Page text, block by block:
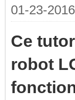
01-23-
Ce
robot